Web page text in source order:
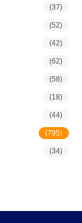
(37)
(52)
(42)
(62)
(58)
(18)
(44)
(795)
(34)